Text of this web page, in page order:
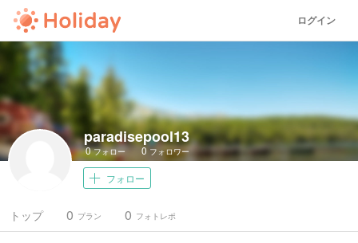
ログイン
paradisepool13
0フォロー 0 フォロワー
フォロー
トップ プラン
0 フォトレポ
0